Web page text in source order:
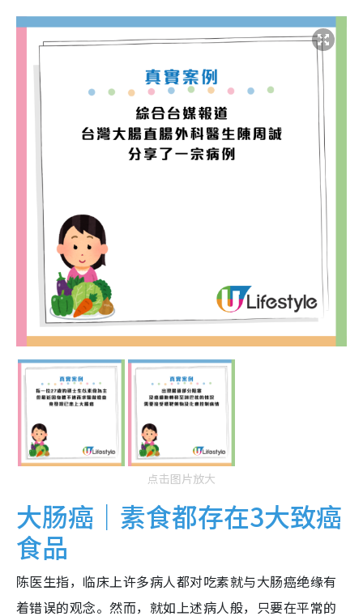
点击图片放大
大肠癌｜素食都存在3大致癌
食品
陈医生指，临床上许多病人都对吃素就与大肠癌绝缘有
着错误的观念。然而，就如上述病人般，只要在平常的